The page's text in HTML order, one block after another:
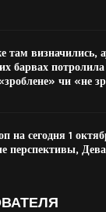
там визначились,
барвах
чи «не
на сегодня 1
перспективы,